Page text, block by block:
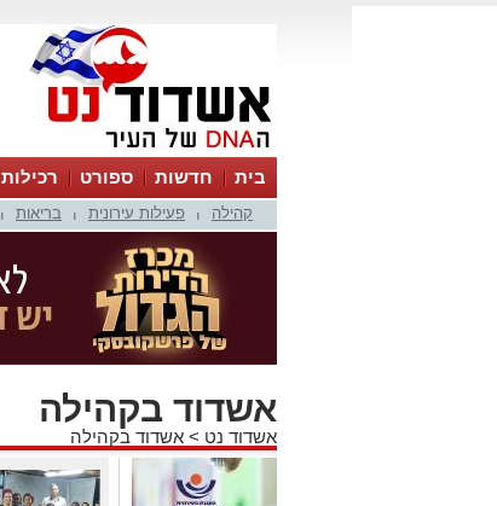
בית חדשות ספורט רכילות
קהילה פעילות עירונית בריאות
אשדוד בקהילה
אשדוד נט > אשדוד בקהילה